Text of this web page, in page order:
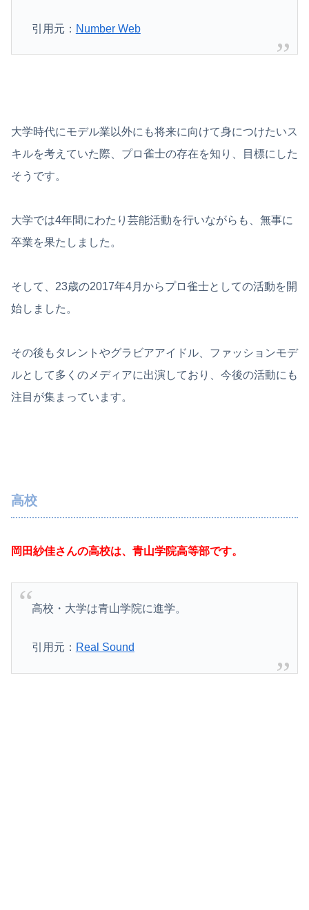
引用元： Number Web
大学時代にモデル業以外にも将来に向けて身につけたいス
キルを考えていた際、プロ雀士の存在を知り、目標にした
そうです。
大学では4年間にわたり芸能活動を行いながらも、無事に
卒業を果たしました。
そして、23歳の2017年4月からプロ雀士としての活動を開
始しました。
その後もタレントやグラビアアイドル、ファッションモデ
ルとして多くのメディアに出演しており、今後の活動にも
注目が集まっています。
高校
岡田紗佳さんの高校は、青山学院高等部です。
高校・大学は青山学院に進学。
引用元： Real Sound